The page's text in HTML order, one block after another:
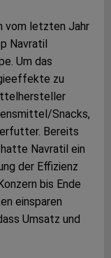
vom letzten Jahr
Navratil
Um das
zu
Snacks,
Bereits
Navratil ein
der Effizienz
bis Ende
einsparen
Umsatz und